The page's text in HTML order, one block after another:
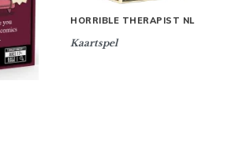
HORRIBLE THERAPIST NL
Kaartspel